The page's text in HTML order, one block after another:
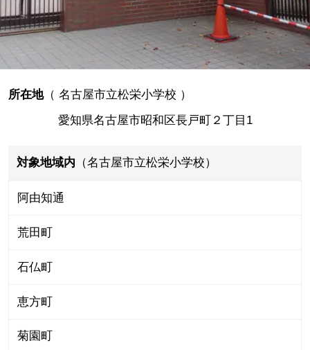
所在地（ 名古屋市立松栄小学校 ）
愛知県名古屋市昭和区長戸町２丁目1
対象地域内 （名古屋市立松栄小学校）
阿由知通
荒田町
石仏町
恵方町
菊園町